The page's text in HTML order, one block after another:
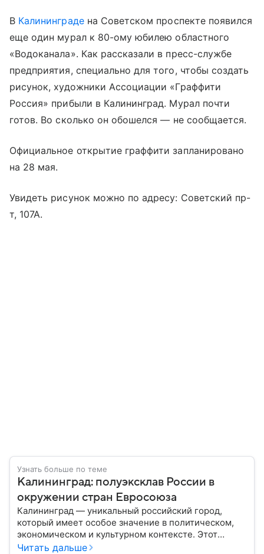
В Калининградена Советском проспекте появился
еще один мурал к 80-ому юбилею областного
«Водоканала». Как рассказали в пресс-службе
предприятия, специально для того, чтобы создать
рисунок, художники Ассоциации «Граффити
Россия» прибыли в Калининград. Мурал почти
готов. Во сколько он обошелся — не сообщается.
Официальное открытие граффити запланировано
на 28 мая.
Увидеть рисунок можно по адресу: Советский пр-
т, 107А.
Узнать больше по теме
Калининград: полуэксклав России в
окружении стран Евросоюза
Калининград — уникальный российский город,
который имеет особое значение в политическом,
экономическом и культурном контексте. Этот
город, расположенный в самом сердце Европы,
Читать дальше